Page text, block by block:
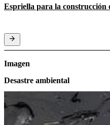
Espriella para la construcción
Imagen
Desastre ambiental